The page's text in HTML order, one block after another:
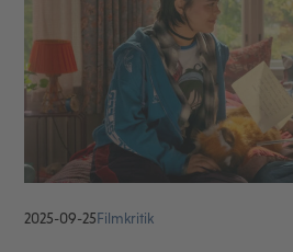
2025-09-25Filmkritik